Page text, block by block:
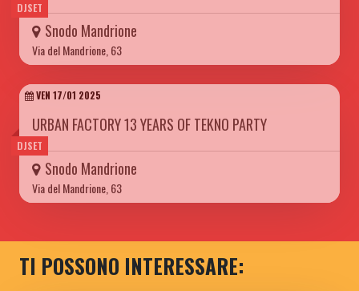
DJSET
Snodo Mandrione
Via del Mandrione, 63
DJSET
VEN 17/01 2025
URBAN FACTORY 13 YEARS OF TEKNO PARTY
Snodo Mandrione
Via del Mandrione, 63
TI POSSONO INTERESSARE: